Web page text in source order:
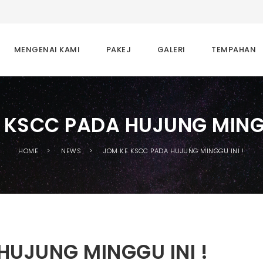
MENGENAI KAMI PAKEJ GALERI TEMPAHAN
PADA HUJUNG
HOME NEWS JOM KE KSCC PADA HUJUNG MINGGU INI !
MINGGU INI !